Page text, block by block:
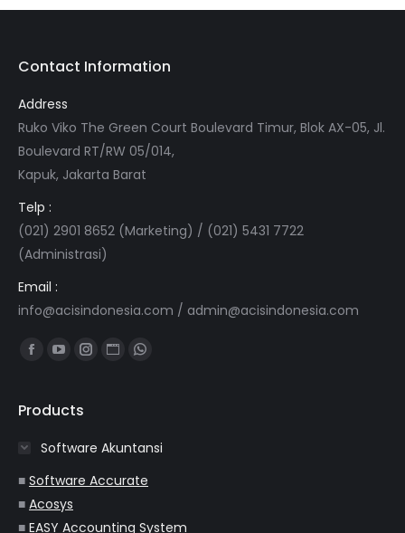
Contact Information
Address
Ruko Viko The Green Court Boulevard Timur, Blok AX-05, Jl.
Boulevard RT/RW 05/014,
Kapuk, Jakarta Barat
Telp :
(021) 2901 8652 (Marketing) / (021) 5431 7722
(Administrasi)
Email :
info@acisindonesia.com / admin@acisindonesia.com
Find us on:
Facebook
opens
new
window
YouTube
opens
new
window
Instagram
new
window
Website
new
window
Whatsapp
new
window
Products
Software Akuntansi
■ Software Accurate
■ Acosys
■ EASY Accounting System